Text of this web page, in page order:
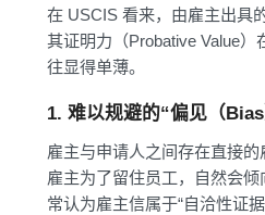
在 USCIS 看来，由雇主出具
其证明力（Probative Value
往显得单薄。
1. 难以规避的“偏见（
雇主与申请人之间存在直接的
雇主为了留住员工，自然会
常认为雇主信属于“自洽性证